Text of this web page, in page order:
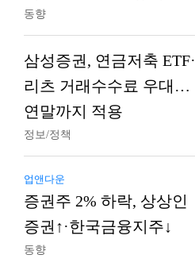
동향
삼성증권, 연금저축 ETF·
리츠 거래수수료 우대…
연말까지 적용
정보/정책
업앤다운
증권주 2% 하락, 상상인
증권↑·한국금융지주↓
동향